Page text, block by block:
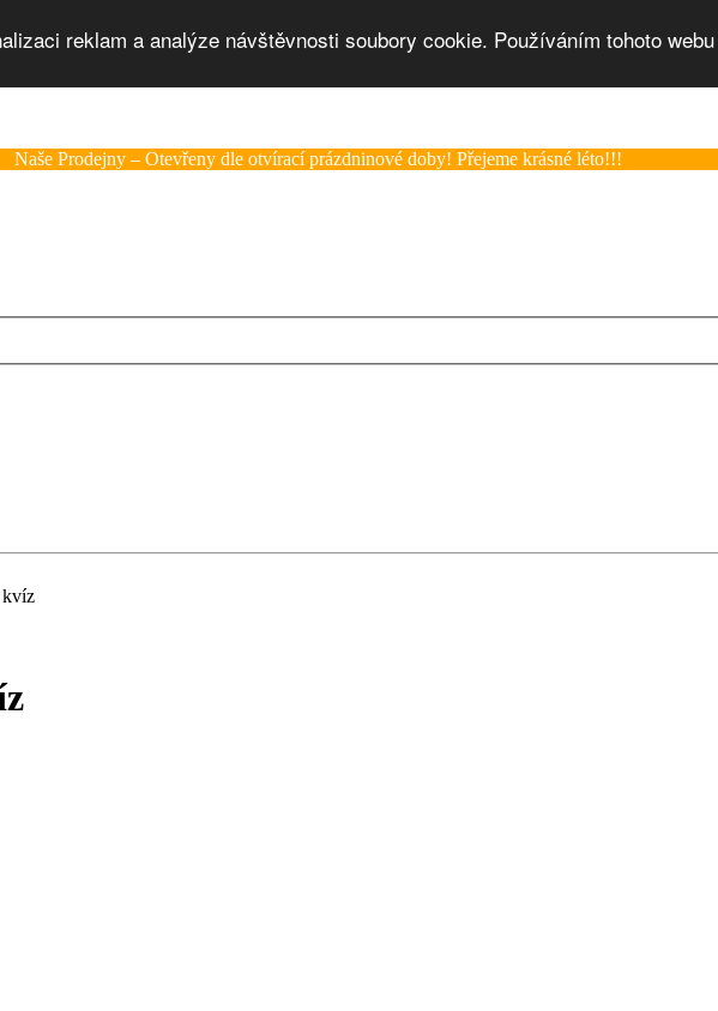
reklam a analýze návštěvnosti soubory cookie. Používáním tohoto
Naše Prodejny – Otevřeny dle otvírací prázdninové doby! Přejeme krásné léto!!!
kvíz